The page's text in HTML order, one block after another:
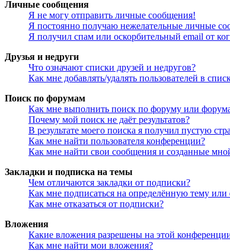
Личные сообщения
Я не могу отправить личные сообщения!
Я постоянно получаю нежелательные личные
Я получил спам или оскорбительный email от
Друзья и недруги
Что означают списки друзей и недругов?
Как мне добавлять/удалять пользователей в
Поиск по форумам
Как мне выполнить поиск по форуму или
Почему мой поиск не даёт результатов?
В результате моего поиска я получил пустую
Как мне найти пользователя конференции?
Как мне найти свои сообщения и созданные
Закладки и подписка на темы
Чем отличаются закладки от подписки?
Как мне подписаться на определённую тему
Как мне отказаться от подписки?
Вложения
Какие вложения разрешены на этой
Как мне найти мои вложения?